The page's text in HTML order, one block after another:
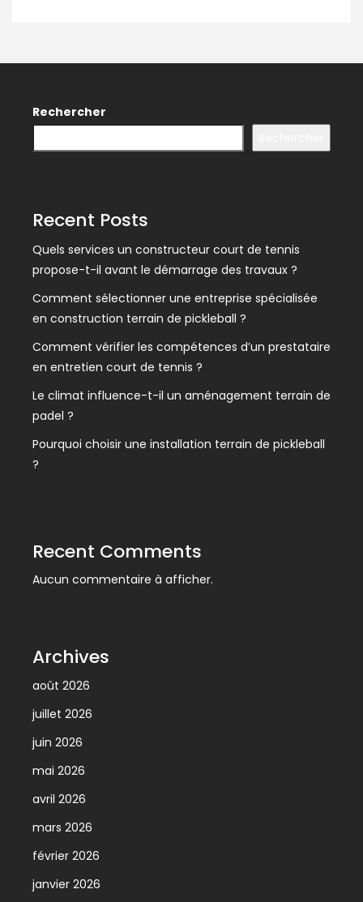
Rechercher
Recent Posts
Quels services un constructeur court de tennis
propose-t-il avant le démarrage des travaux ?
Comment sélectionner une entreprise spécialisée
en construction terrain de pickleball ?
Comment vérifier les compétences d’un prestataire
en entretien court de tennis ?
Le climat influence-t-il un aménagement terrain de
padel ?
Pourquoi choisir une installation terrain de pickleball
?
Recent Comments
Aucun commentaire à afficher.
Archives
août 2026
juillet 2026
juin 2026
mai 2026
avril 2026
mars 2026
février 2026
janvier 2026